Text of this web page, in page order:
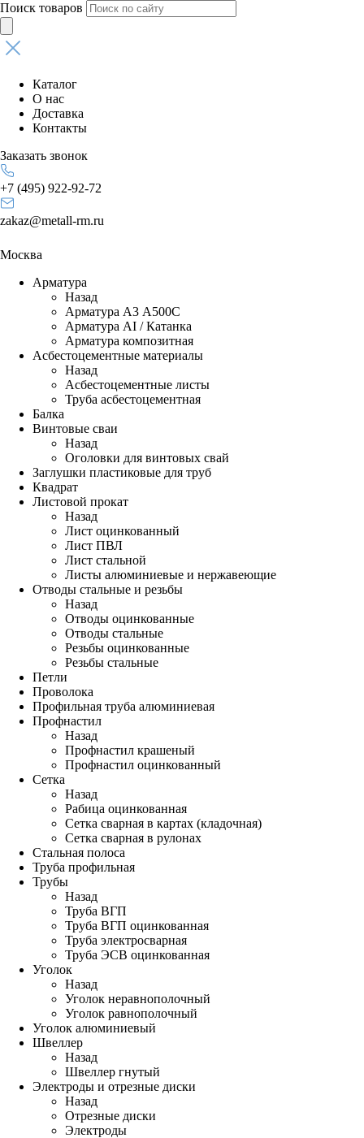
Поиск товаров
Каталог
О нас
Доставка
Контакты
Заказать звонок
+7 (495) 922-92-72
zakaz@metall-rm.ru
Москва
Арматура
Назад
Арматура А3 А500С
Арматура АI / Катанка
Арматура композитная
Асбестоцементные материалы
Назад
Асбестоцементные листы
Труба асбестоцементная
Балка
Винтовые сваи
Назад
Оголовки для винтовых свай
Заглушки пластиковые для труб
Квадрат
Листовой прокат
Назад
Лист оцинкованный
Лист ПВЛ
Лист стальной
Листы алюминиевые и нержавеющие
Отводы стальные и резьбы
Назад
Отводы оцинкованные
Отводы стальные
Резьбы оцинкованные
Резьбы стальные
Петли
Проволока
Профильная труба алюминиевая
Профнастил
Назад
Профнастил крашеный
Профнастил оцинкованный
Сетка
Назад
Рабица оцинкованная
Сетка сварная в картах (кладочная)
Сетка сварная в рулонах
Стальная полоса
Труба профильная
Трубы
Назад
Труба ВГП
Труба ВГП оцинкованная
Труба электросварная
Труба ЭСВ оцинкованная
Уголок
Назад
Уголок неравнополочный
Уголок равнополочный
Уголок алюминиевый
Швеллер
Назад
Швеллер гнутый
Электроды и отрезные диски
Назад
Отрезные диски
Электроды